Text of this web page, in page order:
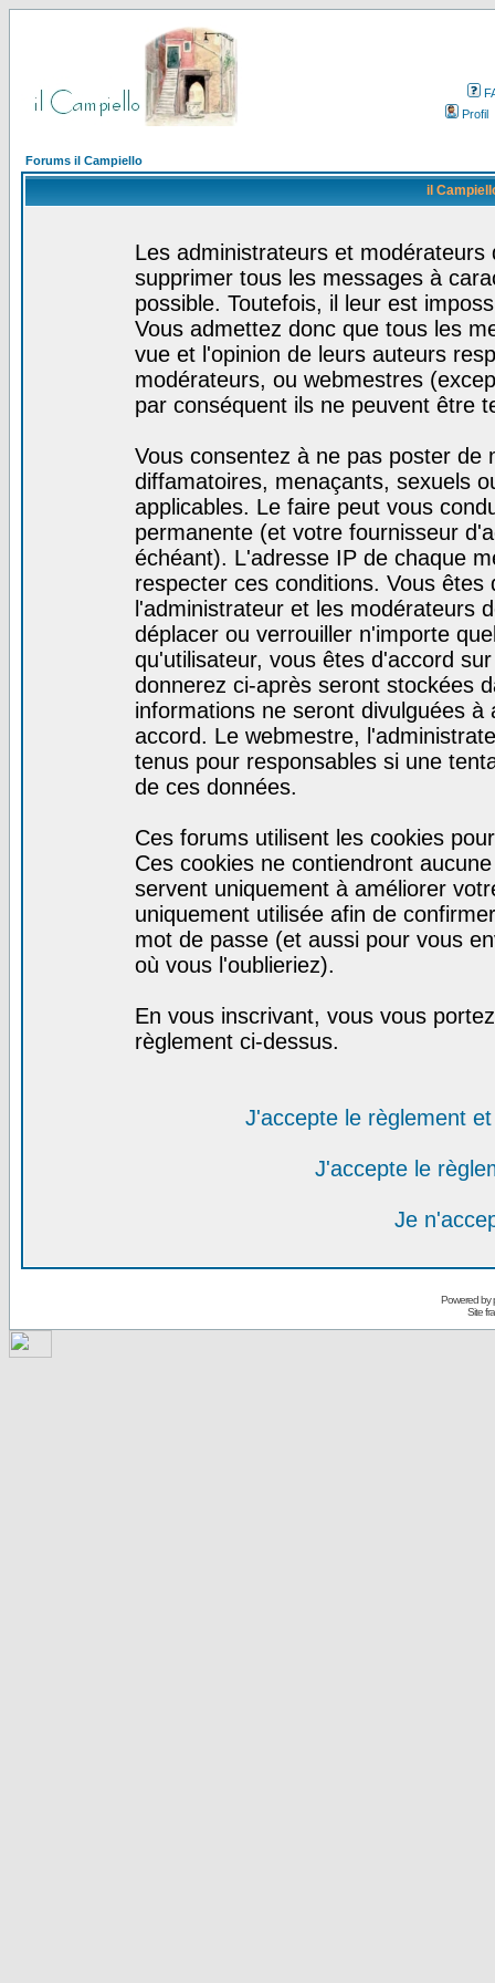
Profil
Forums il Campiello
il
Les administrateurs et
supprimer tous les messages à
possible. Toutefois, il leur est
Vous admettez donc que tous les
vue et l'opinion de leurs auteurs
modérateurs, ou webmestres
par conséquent ils ne peuvent être
Vous consentez à ne pas poster de
diffamatoires, menaçants, sexuels
applicables. Le faire peut vous
permanente (et votre fournisseur
échéant). L'adresse IP de chaque
respecter ces conditions. Vous
l'administrateur et les modérateurs
déplacer ou verrouiller n'importe
qu'utilisateur, vous êtes d'accord
donnerez ci-après seront stockées
informations ne seront divulguées
accord. Le webmestre,
tenus pour responsables si une
de ces données.
Ces forums utilisent les cookies
Ces cookies ne contiendront
servent uniquement à améliorer
uniquement utilisée afin de
mot de passe (et aussi pour vous
où vous l'oublieriez).
En vous inscrivant, vous vous
règlement ci-dessus.
J'accepte le règlement
J'accepte le
Je
Powered by
Site